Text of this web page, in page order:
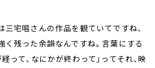
三宅唱さんの作品を観ていてですね、
く残った余韻なんですね。言葉にする
経って、なにかが終わって」ってそれ、映